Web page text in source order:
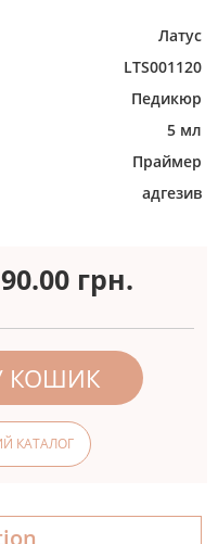
Латус
LTS001120
Педикюр
5 мл
Праймер
адгезив
грн.
КОШИК
КАТАЛОГ